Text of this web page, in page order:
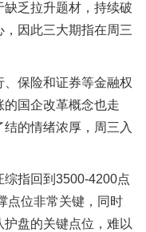
乏拉升题材，持续破
因此三大期指在周三
保险和证券等金融权
国企改革概念也走
的情绪浓厚，周三入
综指回到3500-4200点
点位非常关键，同时
盘的关键点位，难以